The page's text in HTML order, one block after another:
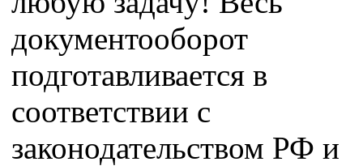
документооборот
подготавливается в
соответствии с
законодательством РФ и